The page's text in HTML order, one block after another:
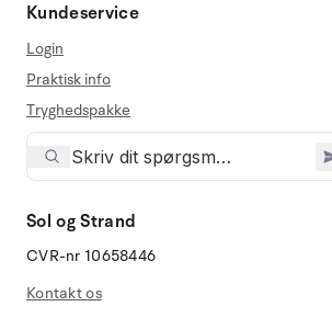
Kundeservice
Login
Praktisk info
Tryghedspakke
Sol og Strand
CVR-nr 10658446
Kontakt os